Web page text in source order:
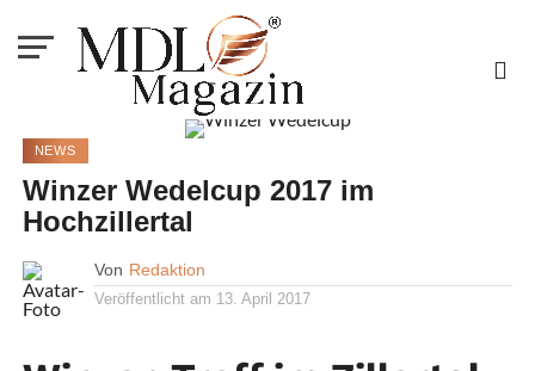
NEWS
Winzer Wedelcup 2017 im
Hochzillertal
Von Redaktion
Veröffentlicht am 13. April 2017